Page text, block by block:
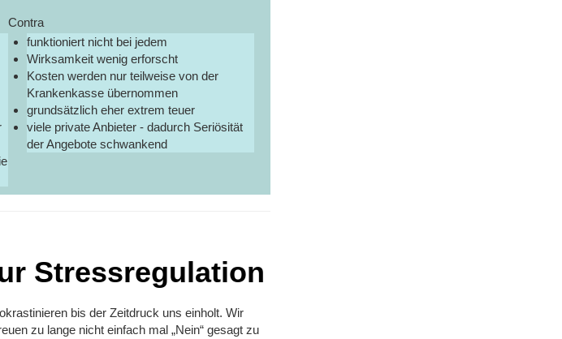
Contra
funktioniert nicht bei jedem
Wirksamkeit wenig erforscht
Kosten werden nur teilweise von der
Krankenkasse übernommen
grundsätzlich eher extrem teuer
viele private Anbieter - dadurch Seriösität
der Angebote schwankend
Stressregulation
bis der Zeitdruck uns einholt. Wir
zu lange nicht einfach mal „Nein“ gesagt zu